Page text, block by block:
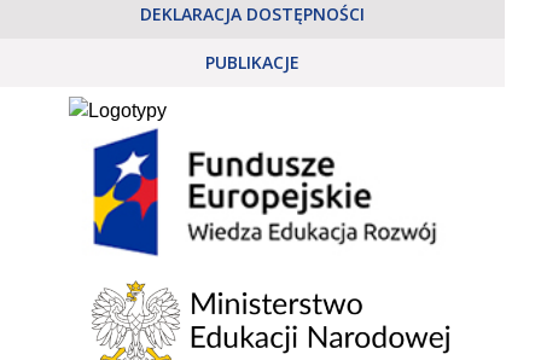
DEKLARACJA DOSTĘPNOŚCI
PUBLIKACJE